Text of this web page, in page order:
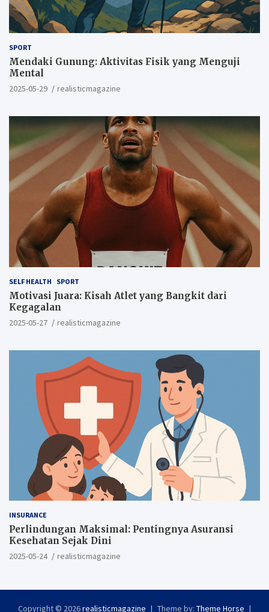
SPORT
Mendaki Gunung: Aktivitas Fisik yang Menguji
Mental
2025-05-29 realisticmagazine
SELF HEALTH SPORT
Motivasi Juara: Kisah Atlet yang Bangkit dari
Kegagalan
2025-05-27 realisticmagazine
INSURANCE
Perlindungan Maksimal: Pentingnya Asuransi
Kesehatan Sejak Dini
2025-05-24 realisticmagazine
Copyright © 2026realisticmagazine Theme by: Theme Horse